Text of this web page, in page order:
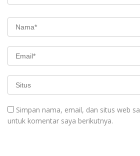
Simpan nama, email, dan situs web
untuk komentar saya berikutnya.